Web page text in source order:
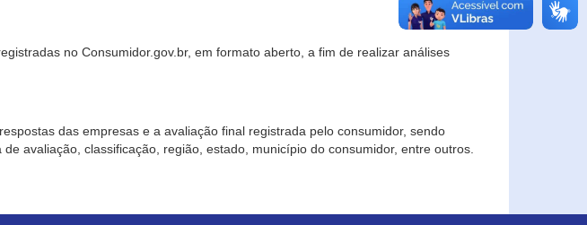
no Consumidor.gov.br, em formato aberto, a fim de realizar análises
das empresas e a avaliação final registrada pelo consumidor, sendo
avaliação, classificação, região, estado, município do consumidor, entre outros.